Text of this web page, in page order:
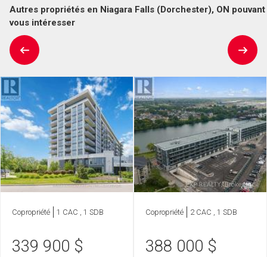
Autres propriétés en Niagara Falls (Dorchester), ON pouvant
vous intéresser
Copropriété 1 CAC , 1 SDB
339 900 $
Copropriété 2 CAC , 1 SDB
388 000 $